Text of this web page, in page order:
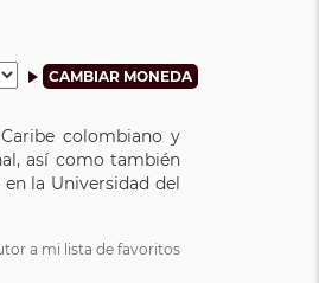
colombiano y
así como también
la Universidad del
a mi lista de favoritos